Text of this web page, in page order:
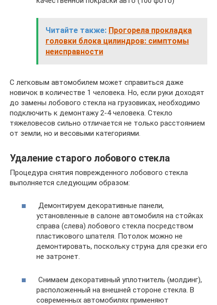
Читайте также: Прогорела прокладка
головки блока цилиндров: симптомы
неисправности
С легковым автомобилем может справиться даже
новичок в количестве 1 человека. Но, если руки доходят
до замены лобового стекла на грузовиках, необходимо
подключить к демонтажу 2-4 человека. Стекло
тяжеловесов сильно отличается не только расстоянием
от земли, но и весовыми категориями.
Удаление старого лобового стекла
Процедура снятия поврежденного лобового стекла
выполняется следующим образом:
Демонтируем декоративные панели,
установленные в салоне автомобиля на стойках
справа (слева) лобового стекла посредством
пластикового шпателя. Потолок можно не
демонтировать, поскольку струна для срезки его
не затронет.
Снимаем декоративный уплотнитель (молдинг),
расположенный на внешней стороне стекла. В
современных автомобилях применяют